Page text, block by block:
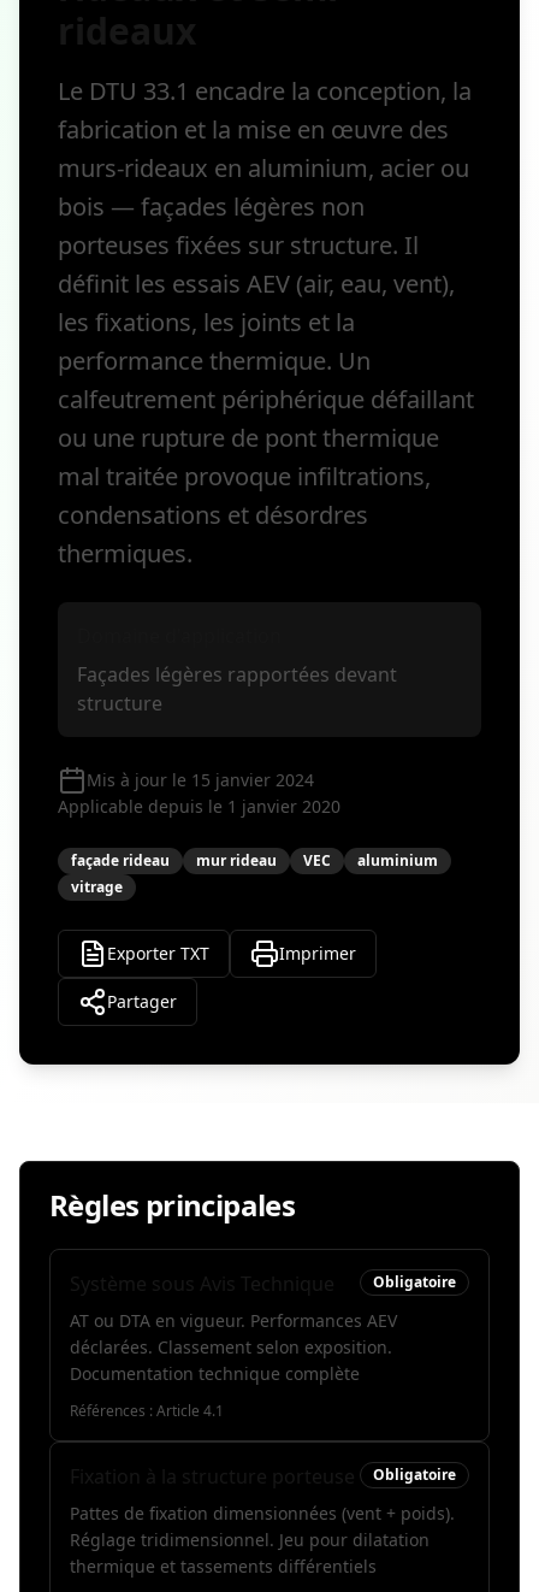
Le DTU 33.1 encadre la conception, la
fabrication et la mise en œuvre des
murs-rideaux en aluminium, acier ou
bois — façades légères non
porteuses fixées sur structure. Il
définit les essais AEV (air, eau, vent),
les fixations, les joints et la
performance thermique. Un
calfeutrement périphérique défaillant
ou une rupture de pont thermique
mal traitée provoque infiltrations,
condensations et désordres
thermiques.
Façades légères rapportées devant
structure
Mis à jour le 15 janvier 2024
Applicable depuis le 1 janvier 2020
façade rideau mur rideau VEC
aluminium
vitrage
Exporter TXT Imprimer
Partager
Règles principales
Obligatoire
AT ou DTA en vigueur. Performances AEV
déclarées. Classement selon exposition.
Documentation technique complète
Références : Article 4.1
Obligatoire
Pattes de fixation dimensionnées (vent + poids).
Réglage tridimensionnel. Jeu pour dilatation
thermique et tassements différentiels